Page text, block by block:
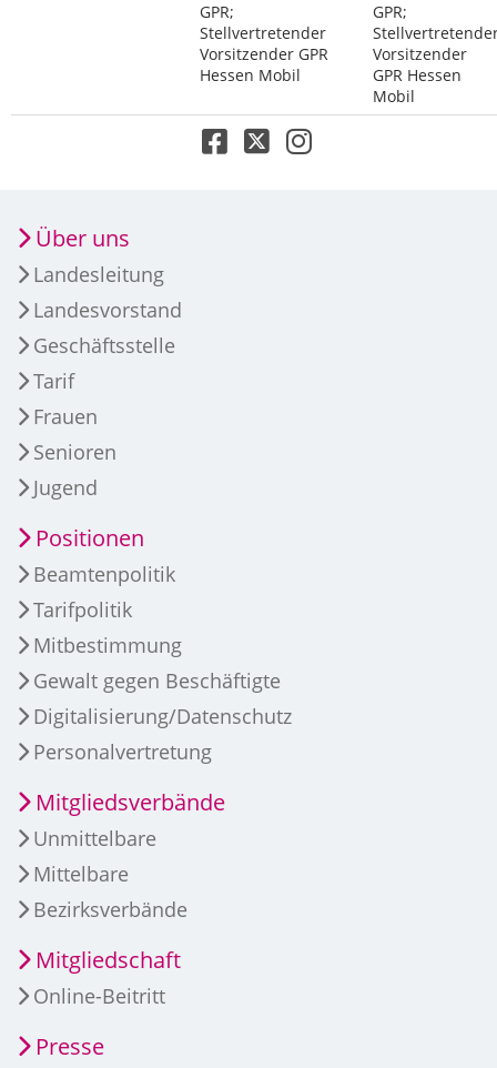
GPR;
Stellvertretender
Vorsitzender GPR
Hessen Mobil
GPR;
Vorsitzender
GPR Hessen
Mobil
Über uns
Landesleitung
Landesvorstand
Geschäftsstelle
Tarif
Frauen
Senioren
Jugend
Positionen
Beamtenpolitik
Tarifpolitik
Mitbestimmung
Gewalt gegen Beschäftigte
Digitalisierung/Datenschutz
Personalvertretung
Mitgliedsverbände
Unmittelbare
Mittelbare
Bezirksverbände
Mitgliedschaft
Online-Beitritt
Presse